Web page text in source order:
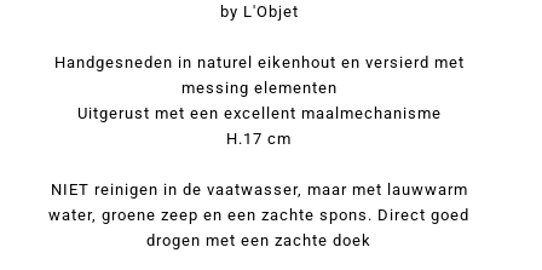
by L'Objet
Handgesneden in naturel eikenhout en versierd met
messing elementen
Uitgerust met een excellent maalmechanisme
H.17 cm
NIET reinigen in de vaatwasser, maar met lauwwarm
water, groene zeep en een zachte spons. Direct goed
drogen met een zachte doek